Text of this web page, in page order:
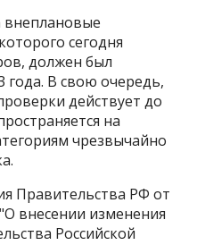
сегодня
должен был
года. В свою очередь,
действует до
на
чрезвычайно
Правительства РФ от
внесении изменения
Российской